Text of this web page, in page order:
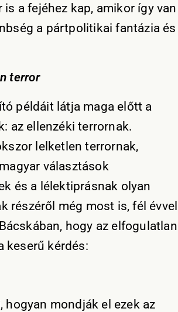
a fejéhez kap, amikor így van
a pártpolitikai fantázia és
terror
példáit látja maga előtt a
az ellenzéki terrornak.
lelketlen terrornak,
választások
és a lélektiprásnak olyan
részéről még most is, fél évvel
hogy az elfogulatlan
keserű kérdés:
mondják el ezek az